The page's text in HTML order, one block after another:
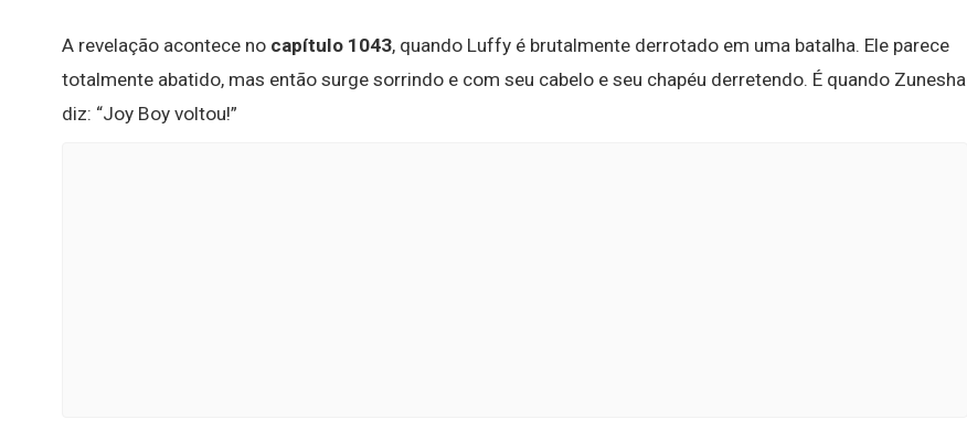
Mute
A revelação acontece no capítulo 1043, quando Luffy é brutalmente derrotado em uma batalha. Ele parece
totalmente abatido, mas então surge sorrindo e com seu cabelo e seu chapéu derretendo. É quando Zunesha
diz: “Joy Boy voltou!”